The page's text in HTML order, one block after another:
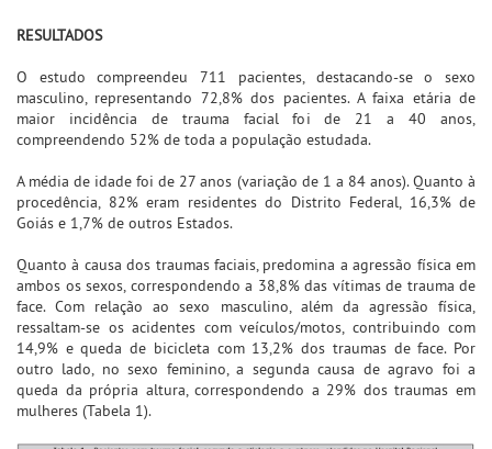
RESULTADOS
O estudo compreendeu 711 pacientes, destacando-se o sexo
masculino, representando 72,8% dos pacientes. A faixa etária de
maior incidência de trauma facial foi de 21 a 40 anos,
compreendendo 52% de toda a população estudada.
A média de idade foi de 27 anos (variação de 1 a 84 anos). Quanto à
procedência, 82% eram residentes do Distrito Federal, 16,3% de
Goiás e 1,7% de outros Estados.
Quanto à causa dos traumas faciais, predomina a agressão física em
ambos os sexos, correspondendo a 38,8% das vítimas de trauma de
face. Com relação ao sexo masculino, além da agressão física,
ressaltam-se os acidentes com veículos/motos, contribuindo com
14,9% e queda de bicicleta com 13,2% dos traumas de face. Por
outro lado, no sexo feminino, a segunda causa de agravo foi a
queda da própria altura, correspondendo a 29% dos traumas em
mulheres (Tabela 1).